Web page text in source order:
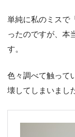
単純に私のミスで
ったのですが、本
す。
色々調べて触って
壊してしまいまし